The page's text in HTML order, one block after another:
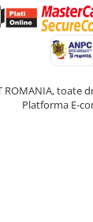
ROMANIA, toate
Platforma E-